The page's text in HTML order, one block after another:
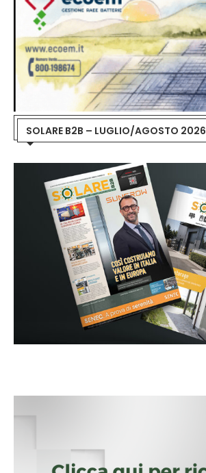
SOLARE B2B – LUGLIO/AGOSTO 2026